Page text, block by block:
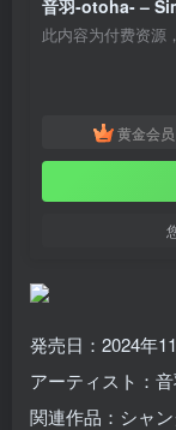
此内容为付费资源
黄金会员
発売日：2024年
アーティスト：
関連作品：シャ